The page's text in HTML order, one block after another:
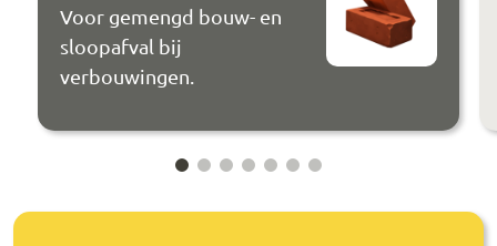
Voor gemengd bouw- en
sloopafval bij
verbouwingen.